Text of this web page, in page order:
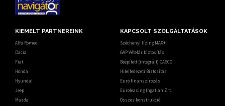
KIEMELT PARTNEREINK
Alfa Romeo
Dacia
Fiat
Honda
Hyundai
Jeep
Mazda
KAPCSOLT SZOLGÁLTATÁSOK
Széchenyi lízing MAX+
GAP Vételár biztosítás
Beépített (integrált) CASCO
Hitelfedezeti Biztosítás
Euró finanszírozás
Euroleasing Ingatlan Zrt.
Összes konstrukció